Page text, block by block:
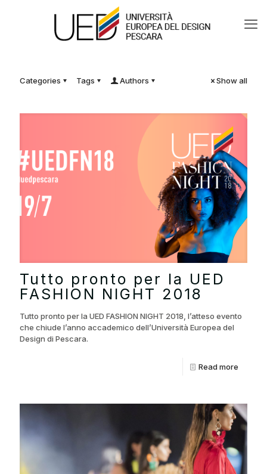
Categories Tags Authors Show all
Tutto pronto per la UED
FASHION NIGHT 2018
Tutto pronto per la UED FASHION NIGHT 2018, l’atteso evento
che chiude l’anno accademico dell’Università Europea del
Design di Pescara.
Read more